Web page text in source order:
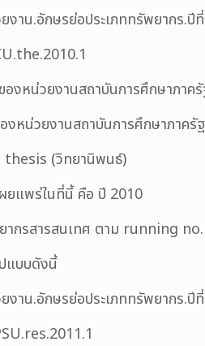
าน.อักษรย่อประเภททรัพยากร.
หน่วยงานสถาบันการศึกษาภาค
วยงานสถาบันการศึกษาภาครัฐ
(วิทยานิพนธ์)
พร่ในที่นี้ คือ ปี 2010
รสนเทศ ตาม running no.
แบบดังนี้
าน.อักษรย่อประเภททรัพยากร.